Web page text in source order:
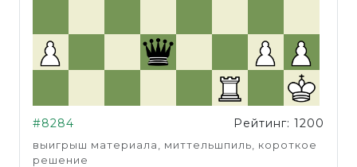
#8284 Рейтинг: 1200
выигрыш материала, миттельшпиль, короткое
решение